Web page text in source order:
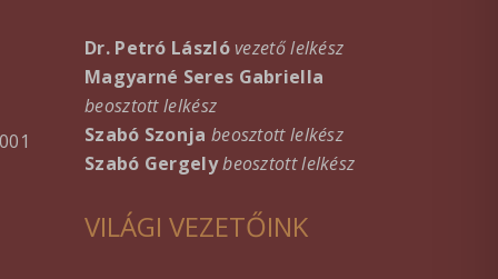
Dr. Petró Lászlóvezető lelkész
Magyarné Seres Gabriella
beosztott lelkész
Szabó Szonja beosztott lelkész
Szabó Gergelybeosztott lelkész
VILÁGI VEZETŐINK